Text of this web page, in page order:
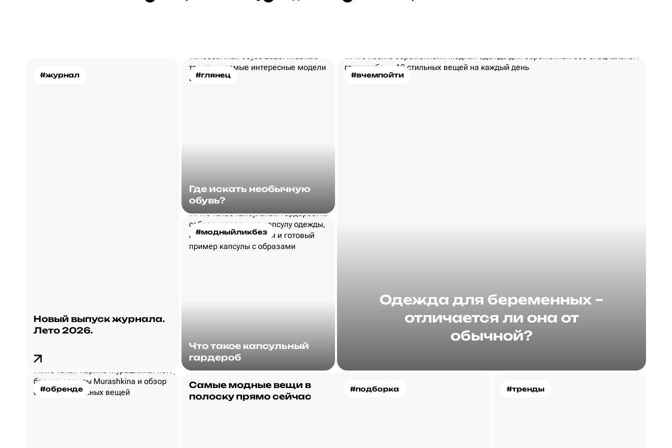
#журнал
Новый выпуск журнала.
Лето 2026.
#глянец
Где искать необычную
обувь?
#вчемпойти
Одежда для беременных –
отличается ли она от
обычной?
#модныйликбез
Что такое капсульный
гардероб
#обренде #подборка
Самые модные вещи в
полоску прямо сейчас
#тренды